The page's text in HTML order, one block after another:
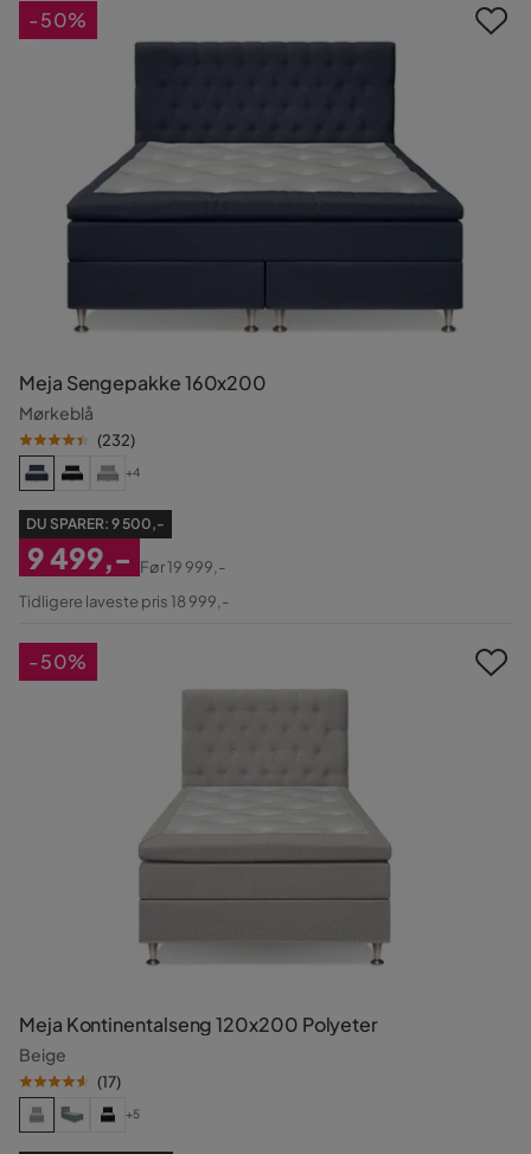
Meja Sengepakke 160x200
Mørkeblå
(232)
+4
DU SPARER: 9 500,-
Nedsatt
9 499,-
Original
Før19 999,-
Tidligere laveste pris 18 999,-
-50%
Meja Kontinentalseng 120x200 Polyeter
Beige
(17)
+5
-50%